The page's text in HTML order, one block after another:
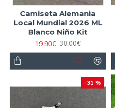
Camiseta Alemania
Local Mundial 2026 ML
Blanco Niño Kit
19.90€ 30.00€
-31 %